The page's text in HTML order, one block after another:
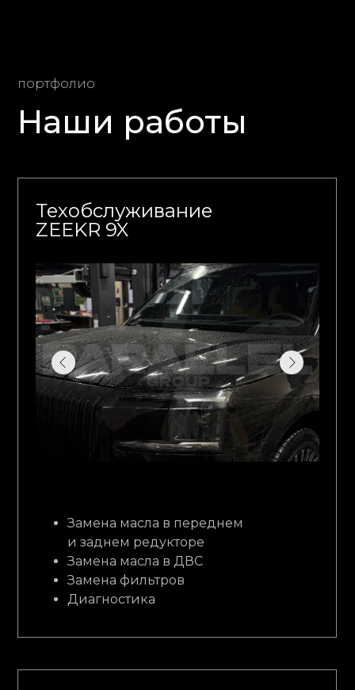
Наши работы
портфолио
Техобслуживание
ZEEKR 9X
Замена масла в переднем
и заднем редукторе
Замена масла в ДВС
Замена фильтров
Диагностика